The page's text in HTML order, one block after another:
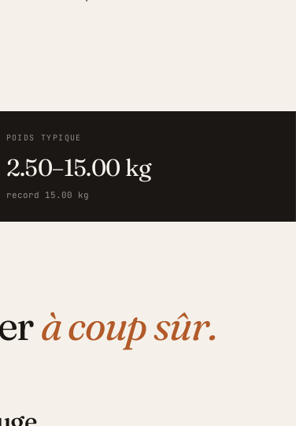
POIDS TYPIQUE
2.50–15.00 kg
record 15.00 kg
à coup sûr.